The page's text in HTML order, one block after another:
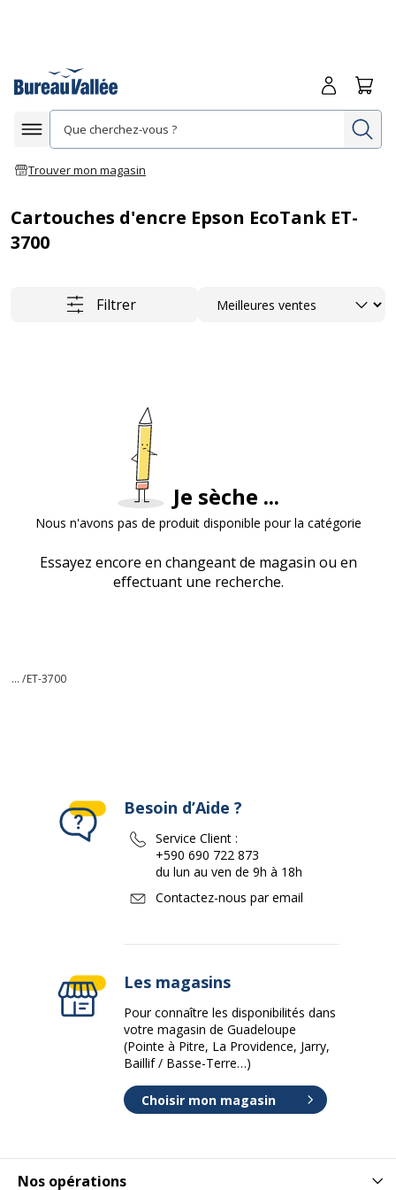
Afficher la navigation
Trouver mon magasin
Me
Cartouches d'encre Epson EcoTank ET-
3700
Filtrer Trier
Je sèche ...
Nous n'avons pas de produit disponible pour la catégorie
Essayez encore en changeant de magasin ou en
effectuant une recherche.
... /ET-3700
Nos opérations
Besoin d’Aide ?
Service Client :
+590 690 722 873
du lun au ven de 9h à 18h
Contactez-nous par email
Les magasins
Pour connaître les disponibilités dans
votre magasin de Guadeloupe
(Pointe à Pitre, La Providence, Jarry,
Baillif / Basse-Terre…)
Choisir mon magasin